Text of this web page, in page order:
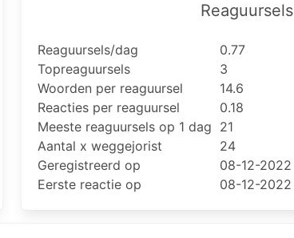
Reaguursels
Reaguursels/dag
0.77
Topreaguursels
3
Woorden per reaguursel
14.6
Reacties per reaguursel
0.18
Meeste reaguursels op 1 dag 21
Aantal x weggejorist
24
Geregistreerd op
08-12-2022
Eerste reactie op
08-12-2022